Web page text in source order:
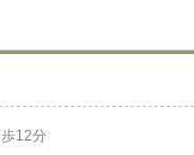
歩12分